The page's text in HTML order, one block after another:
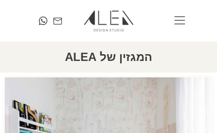
המגזין של ALEA